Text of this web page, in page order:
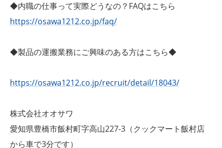
◆内職の仕事って実際どうなの？FAQはこちら
https://osawa1212.co.jp/faq/
◆製品の運搬業務にご興味のある方はこちら◆
https://osawa1212.co.jp/recruit/detail/18043/
株式会社オオサワ
愛知県豊橋市飯村町字高山227-3（クックマート飯村店
から車で3分です）